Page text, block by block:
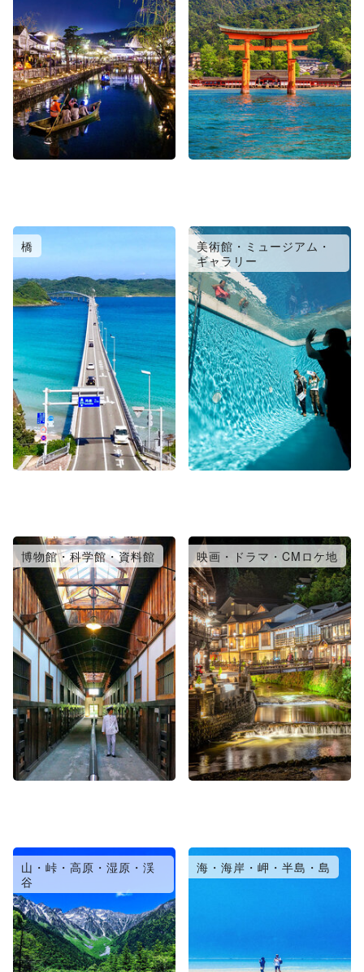
橋
美術館・ミュージアム・
ギャラリー
博物館・科学館・資料館 映画・ドラマ・CMロケ地
山・峠・高原・湿原・渓
谷
海・海岸・岬・半島・島